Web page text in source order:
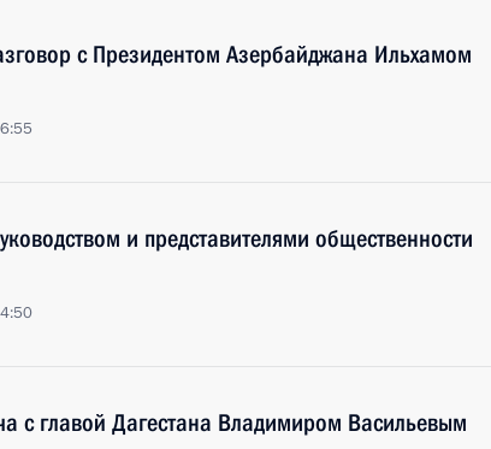
с Президентом Азербайджана Ильхамом
и представителями общественности
с главой Дагестана Владимиром Васильевым